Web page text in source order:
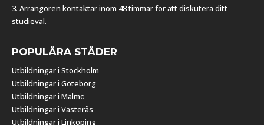
3. Arrangören kontaktar inom 48 timmar för att diskutera ditt
studieval.
POPULÄRA STÄDER
Utbildningar i Stockholm
Utbildningar i Göteborg
Utbildningar i Malmö
Utbildningar i Västerås
Utbildningar i Linköping